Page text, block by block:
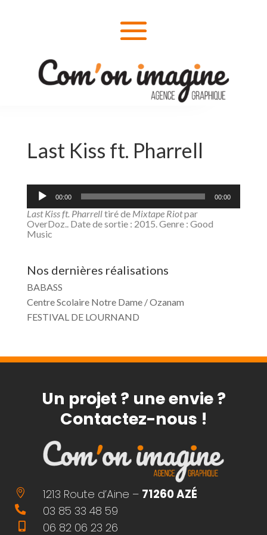
Last Kiss ft. Pharrell
Lecteur
audio
00:00 00:00
Last Kiss ft. Pharrelltiré de Mixtape Riotpar
OverDoz.. Date de sortie : 2015. Genre : Good
Music
Nos dernières réalisations
BABASS
Centre Scolaire Notre Dame / Ozanam
FESTIVAL DE LOURNAND
Un projet ? une envie ?
Contactez-nous !
 1213 Route d’Aine – 71260 AZÉ
 03 85 33 48 59
 06 82 06 23 26